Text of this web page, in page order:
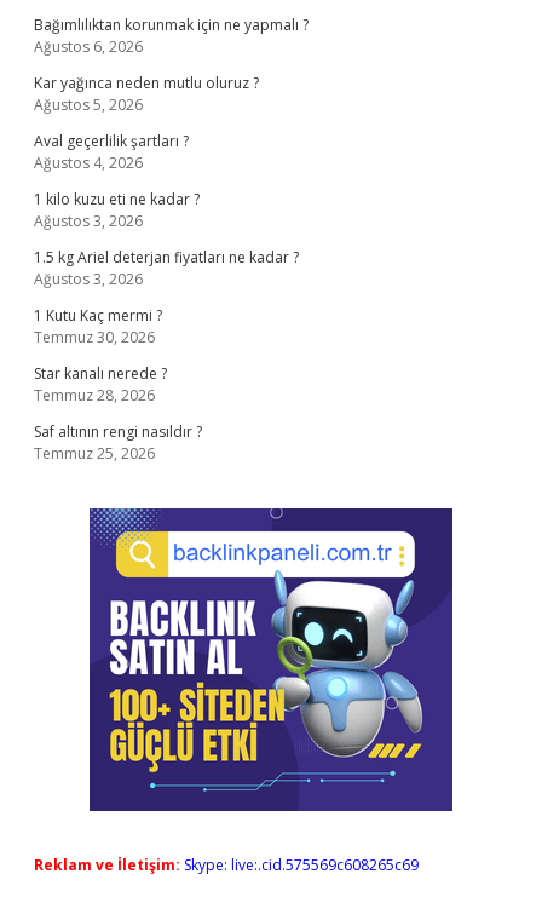
Bağımlılıktan korunmak için ne yapmalı ?
Ağustos 6, 2026
Kar yağınca neden mutlu oluruz ?
Ağustos 5, 2026
Aval geçerlilik şartları ?
Ağustos 4, 2026
1 kilo kuzu eti ne kadar ?
Ağustos 3, 2026
1.5 kg Ariel deterjan fiyatları ne kadar ?
Ağustos 3, 2026
1 Kutu Kaç mermi ?
Temmuz 30, 2026
Star kanalı nerede ?
Temmuz 28, 2026
Saf altının rengi nasıldır ?
Temmuz 25, 2026
Reklam ve İletişim: Skype: live:.cid.575569c608265c69